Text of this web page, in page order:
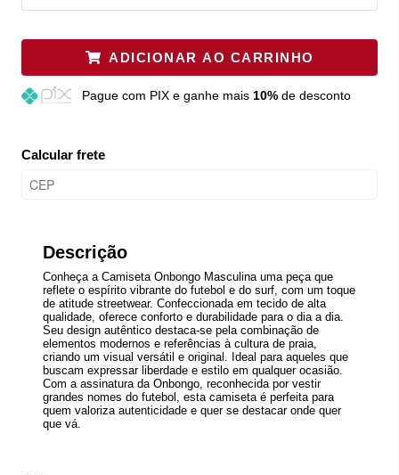
ADICIONAR AO CARRINHO
Pague com PIX e ganhe mais 10%de desconto
Calcular frete
Descrição
Conheça a Camiseta Onbongo Masculina uma peça que
reflete o espírito vibrante do futebol e do surf, com um toque
de atitude streetwear. Confeccionada em tecido de alta
qualidade, oferece conforto e durabilidade para o dia a dia.
Seu design autêntico destaca-se pela combinação de
elementos modernos e referências à cultura de praia,
criando um visual versátil e original. Ideal para aqueles que
buscam expressar liberdade e estilo em qualquer ocasião.
Com a assinatura da Onbongo, reconhecida por vestir
grandes nomes do futebol, esta camiseta é perfeita para
quem valoriza autenticidade e quer se destacar onde quer
que vá.